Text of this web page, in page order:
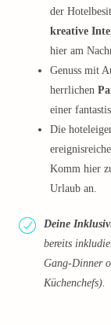
der
kreative
hier am
Genuss mit
herrlichen
einer
Die
Komm hier
Urlaub an.
Deine
bereits
Gang-Dinner
Küchenchefs).